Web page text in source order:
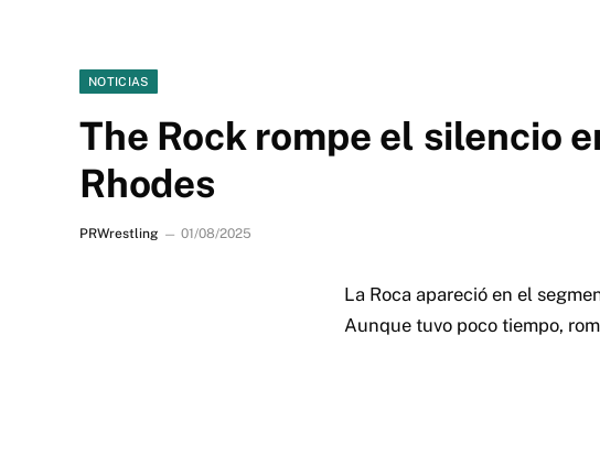
NOTICIAS
The Rock rompe el silencio
Rhodes
PRWrestling 01/08/2025
La Roca apareció en el
Aunque tuvo poco tiempo,